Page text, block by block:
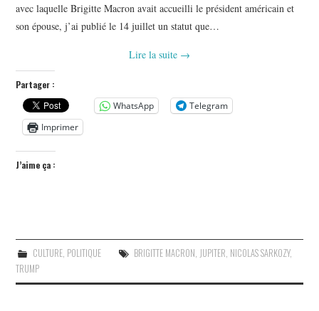
avec laquelle Brigitte Macron avait accueilli le président américain et
son épouse, j’ai publié le 14 juillet un statut que…
Lire la suite →
Partager :
WhatsApp
Telegram
Imprimer
J’aime ça :
CULTURE, POLITIQUE BRIGITTE MACRON, JUPITER, NICOLAS SARKOZY,
TRUMP